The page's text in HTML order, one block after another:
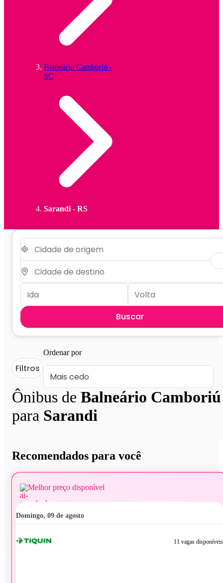
Balneário Camboriú -
SC
Sarandi - RS
Buscar
Ônibus de Balneário Camboriú
para Sarandi
Filtros
Ordenar por
Recomendados para você
Melhor preço disponível
domingo, 09 de agosto
11 vagas disponíveis